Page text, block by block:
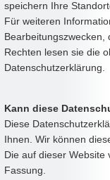
speichern Ihre
Für weiteren
Rechten lesen sie die
Datenschutzerklärung.
Kann diese
Diese
Ihnen. Wir können
Die auf dieser Website
Fassung.